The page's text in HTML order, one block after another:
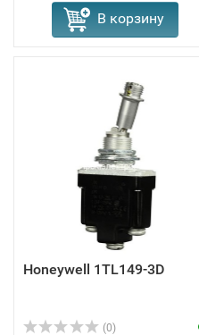
В корзину
Honeywell 1TL149-3D
(0)